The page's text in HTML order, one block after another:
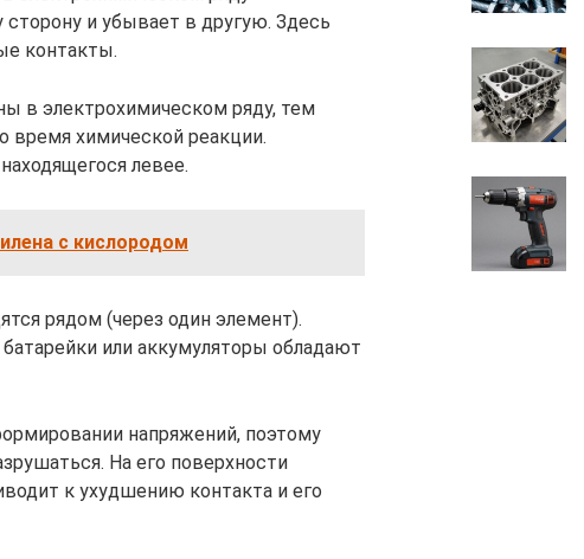
сторону и убывает в другую. Здесь
контакты.
в электрохимическом ряду, тем
химической реакции.
левее.
с кислородом
рядом (через один элемент).
или аккумуляторы обладают
напряжений, поэтому
На его поверхности
к ухудшению контакта и его